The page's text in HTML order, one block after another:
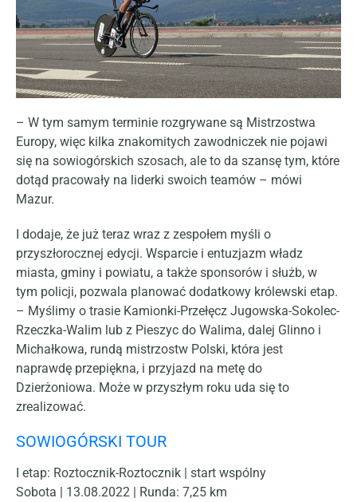
– W tym samym terminie rozgrywane są Mistrzostwa
Europy, więc kilka znakomitych zawodniczek nie pojawi
się na sowiogórskich szosach, ale to da szansę tym, które
dotąd pracowały na liderki swoich teamów – mówi
Mazur.
I dodaje, że już teraz wraz z zespołem myśli o
przyszłorocznej edycji. Wsparcie i entuzjazm władz
miasta, gminy i powiatu, a także sponsorów i służb, w
tym policji, pozwala planować dodatkowy królewski etap.
– Myślimy o trasie Kamionki-Przełęcz Jugowska-Sokolec-
Rzeczka-Walim lub z Pieszyc do Walima, dalej Glinno i
Michałkowa, rundą mistrzostw Polski, która jest
naprawdę przepiękna, i przyjazd na metę do
Dzierżoniowa. Może w przyszłym roku uda się to
zrealizować.
SOWIOGÓRSKI TOUR
I etap: Roztocznik-Roztocznik | start wspólny
Sobota | 13.08.2022 | Runda: 7,25 km